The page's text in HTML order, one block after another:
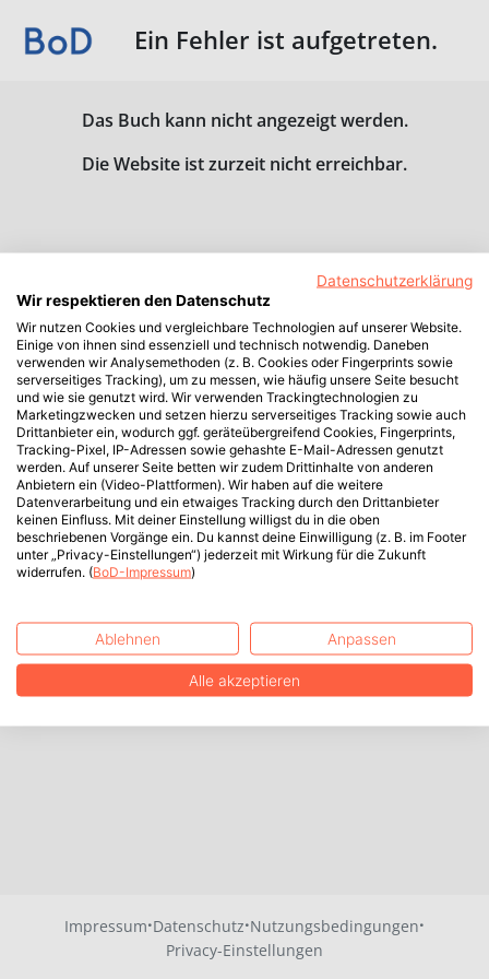
Ein Fehler ist aufgetreten.
Das Buch kann nicht angezeigt werden.
Die Website ist zurzeit nicht erreichbar.
Impressum·Datenschutz·Nutzungsbedingungen·
Privacy-Einstellungen
Datenschutzerklärung
Wir respektieren den Datenschutz
Wir nutzen Cookies und vergleichbare Technologien auf unserer Website.
Einige von ihnen sind essenziell und technisch notwendig. Daneben
verwenden wir Analysemethoden (z. B. Cookies oder Fingerprints sowie
serverseitiges Tracking), um zu messen, wie häufig unsere Seite besucht
und wie sie genutzt wird. Wir verwenden Trackingtechnologien zu
Marketingzwecken und setzen hierzu serverseitiges Tracking sowie auch
Drittanbieter ein, wodurch ggf. geräteübergreifend Cookies, Fingerprints,
Tracking-Pixel, IP-Adressen sowie gehashte E-Mail-Adressen genutzt
werden. Auf unserer Seite betten wir zudem Drittinhalte von anderen
Anbietern ein (Video-Plattformen). Wir haben auf die weitere
Datenverarbeitung und ein etwaiges Tracking durch den Drittanbieter
keinen Einfluss. Mit deiner Einstellung willigst du in die oben
beschriebenen Vorgänge ein. Du kannst deine Einwilligung (z. B. im Footer
unter „Privacy-Einstellungen“) jederzeit mit Wirkung für die Zukunft
widerrufen. (BoD-Impressum)
Ablehnen Anpassen
Alle akzeptieren